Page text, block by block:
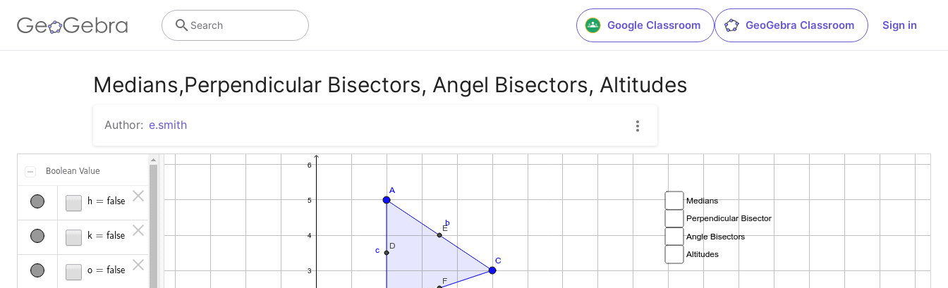
Google Classroom GeoGebra Classroom Sign in
Search
Medians,Perpendicular Bisectors, Angel Bisectors, Altitudes
Author: e.smith